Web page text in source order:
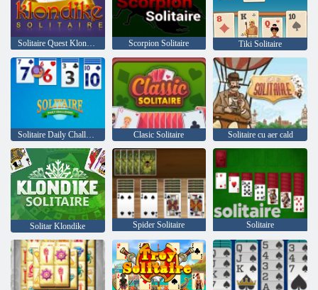
Solitaire Quest Klondike Scorpion Solitaire Tiki Solitaire
Solitaire Daily Challenge Clasic Solitaire Solitaire cu aer cald
Solitar Klondike Spider Solitaire Solitaire